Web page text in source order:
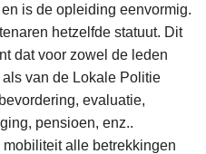
is de opleiding eenvormig.
hetzelfde statuut. Dit
dat voor zowel de leden
van de Lokale Politie
evaluatie,
pensioen, enz..
alle betrekkingen